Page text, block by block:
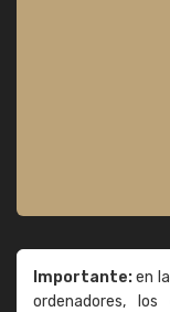
Importante:en
ordenadores, los